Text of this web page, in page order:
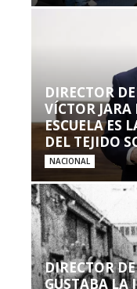
DIRECTOR
VÍCTOR
ESCUELA ES
DEL TEJIDO
NACIONAL
DIRECTOR
GUSTABA LA